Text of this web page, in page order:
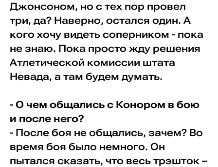
Джонсоном, но с тех пор провел
три, да? Наверно, остался один. А
кого хочу видеть соперником - пока
не знаю. Пока просто жду решения
Атлетической комиссии штата
Невада, а там будем думать.
- О чем общались с Конором в бою
и после него?
- После боя не общались, зачем? Во
время боя было немного. Он
пытался сказать, что весь трэшток –